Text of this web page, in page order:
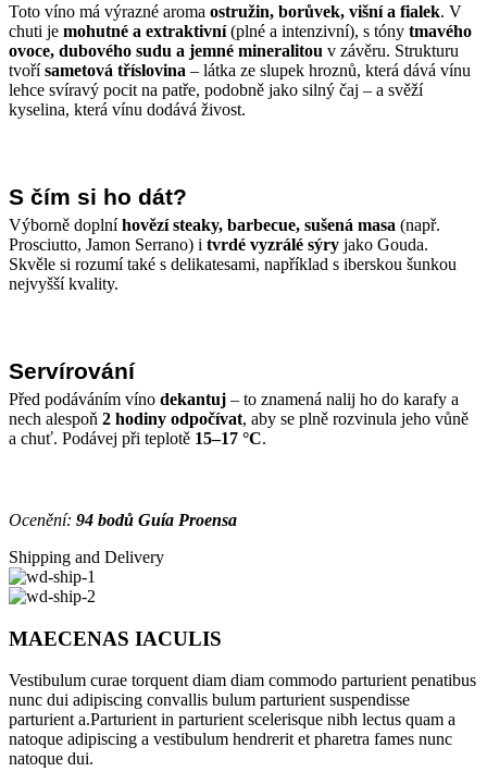
Toto víno má výrazné aroma ostružin, borůvek, višní a fialek. V
chuti je mohutné a extraktivní(plné a intenzivní), s tóny tmavého
ovoce, dubového sudu a jemné mineralitou v závěru. Strukturu
tvořísametová tříslovina – látka ze slupek hroznů, která dává vínu
lehce svíravý pocit na patře, podobně jako silný čaj – a svěží
kyselina, která vínu dodává živost.
S čím si ho dát?
Výborně doplníhovězí steaky, barbecue, sušená masa (např.
Prosciutto, Jamon Serrano) i tvrdé vyzrálé sýry jako Gouda.
Skvěle si rozumí také s delikatesami, například s iberskou šunkou
nejvyšší kvality.
Servírování
Před podáváním víno dekantuj – to znamená nalij ho do karafy a
nech alespoň 2 hodiny odpočívat, aby se plně rozvinula jeho vůně
a chuť. Podávej při teplotě 15–17 °C.
Ocenění: 94 bodů Guía Proensa
Shipping and Delivery
MAECENAS IACULIS
Vestibulum curae torquent diam diam commodo parturient penatibus
nunc dui adipiscing convallis bulum parturient suspendisse
parturient a.Parturient in parturient scelerisque nibh lectus quam a
natoque adipiscing a vestibulum hendrerit et pharetra fames nunc
natoque dui.